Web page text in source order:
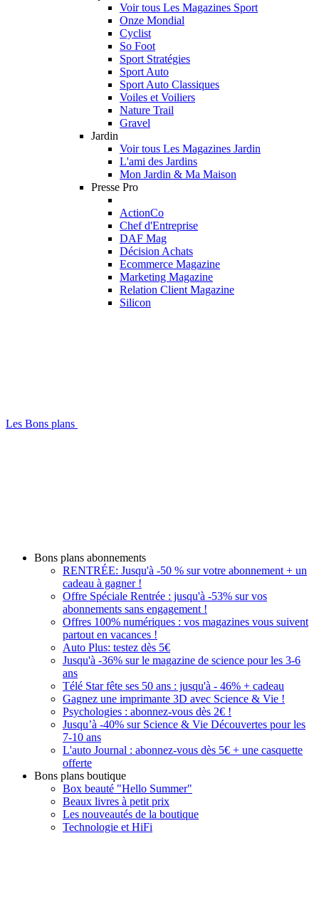
Voir tous Les Magazines Sport
Onze Mondial
Cyclist
So Foot
Sport Stratégies
Sport Auto
Sport Auto Classiques
Voiles et Voiliers
Nature Trail
Gravel
Jardin
Voir tous Les Magazines Jardin
L'ami des Jardins
Mon Jardin & Ma Maison
Presse Pro
ActionCo
Chef d'Entreprise
DAF Mag
Décision Achats
Ecommerce Magazine
Marketing Magazine
Relation Client Magazine
Silicon
Les Bons plans
Bons plans abonnements
RENTRÉE: Jusqu'à -50 % sur votre abonnement + un
cadeau à gagner !
Offre Spéciale Rentrée : jusqu'à -53% sur vos
abonnements sans engagement !
Offres 100% numériques : vos magazines vous suivent
partout en vacances !
Auto Plus: testez dès 5€
Jusqu'à -36% sur le magazine de science pour les 3-6
ans
Télé Star fête ses 50 ans : jusqu'à - 46% + cadeau
Gagnez une imprimante 3D avec Science & Vie !
Psychologies : abonnez-vous dès 2€ !
Jusqu’à -40% sur Science & Vie Découvertes pour les
7-10 ans
L'auto Journal : abonnez-vous dès 5€ + une casquette
offerte
Bons plans boutique
Box beauté "Hello Summer"
Beaux livres à petit prix
Les nouveautés de la boutique
Technologie et HiFi